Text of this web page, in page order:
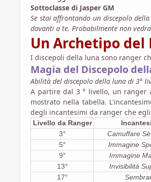
Sottoclasse di Jasper GM
Se stai affrontando un discepolo
davanti a te. Probabilmente non
Un Archetipo del
I discepoli della luna sono ranger
Magia del Discepolo
Abilità del discepolo della luna di 3°
A partire dal 3 ° livello, un ranger
mostrato nella tabella.
degli incantesimi da ranger che egli
Livello da Ranger
3°
Camuffare
5°
Immagine
9°
Immagine
13°
Invisibilità
17°